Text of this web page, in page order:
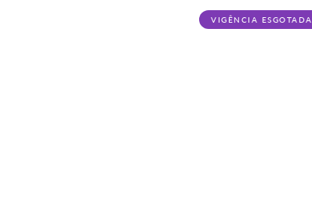
VIGÊNCIA ESGOTADA